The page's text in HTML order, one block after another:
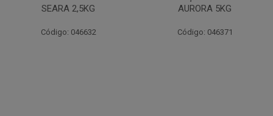
AURORA 5KG
Código: 046371
FATIADO PAKAN 200G
Código: 061522